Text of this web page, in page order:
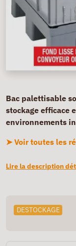
Bac palettisable
stockage efficace
environnements
➤ Voir toutes les
Lire la description
DESTOCKAGE